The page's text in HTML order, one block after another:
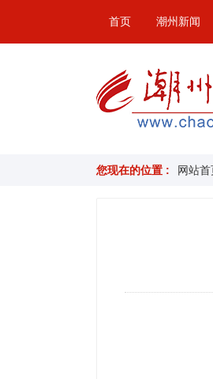
首页 潮州新闻
您现在的位置 : 网站首